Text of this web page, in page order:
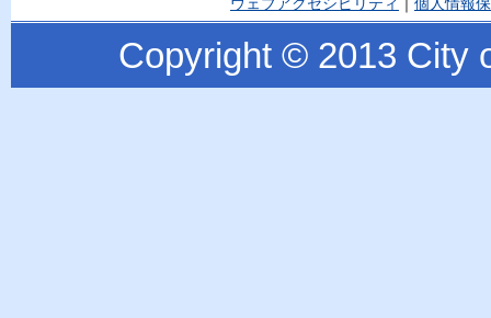
ウェブアクセシビリティ 個人情報
Copyright © 2013 City